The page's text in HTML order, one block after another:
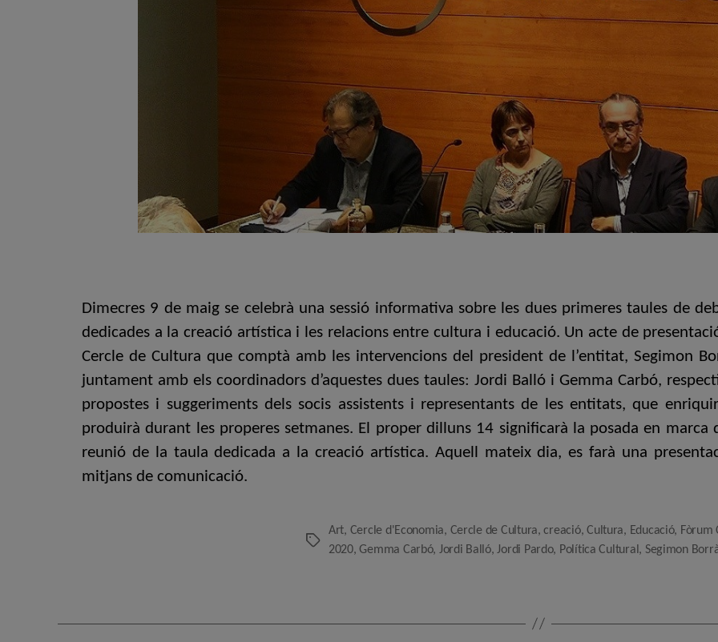
Dimecres 9 de maig se celebrà una sessió informativa sobre les dues primeres taules de
dedicades a la creació artística i les relacions entre cultura i educació. Un acte de
Cercle de Cultura que comptà amb les intervencions del president de l’entitat, Segimon
juntament amb els coordinadors d’aquestes dues taules: Jordi Balló i Gemma Carbó,
propostes i suggeriments dels socis assistents i representants de les entitats, que
produirà durant les properes setmanes. El proper dilluns 14 significarà la posada en marca
reunió de la taula dedicada a la creació artística. Aquell mateix dia, es farà una
mitjans de comunicació.
Etiquetes
Art, Cercle d'Economia, Cercle de Cultura,creació,Cultura, Educació, Fòrum
2020,Gemma Carbó, Jordi Balló,Jordi Pardo, Política Cultural , Segimon